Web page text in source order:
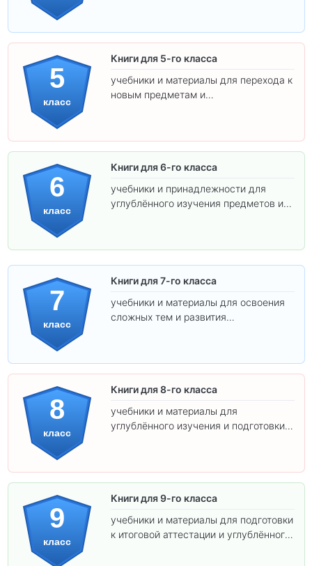
5
класс
Книги для 5-го класса
учебники и материалы для перехода к
новым предметам и
6
класс
Книги для 6-го класса
учебники и принадлежности для
углублённого изучения предметов и
7
класс
Книги для 7-го класса
учебники и материалы для освоения
сложных тем и развития
8
класс
Книги для 8-го класса
учебники и материалы для
углублённого изучения и подготовки к
9
класс
Книги для 9-го класса
учебники и материалы для подготовки
к итоговой аттестации и углублённого